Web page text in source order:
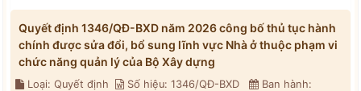
Quyết định 1346/QĐ-BXD năm 2026 công bố thủ tục hành
chính được sửa đổi, bổ sung lĩnh vực Nhà ở thuộc phạm vi
chức năng quản lý của Bộ Xây dựng
Loại: Quyết định Số hiệu: 1346/QĐ-BXD
Ban hành: